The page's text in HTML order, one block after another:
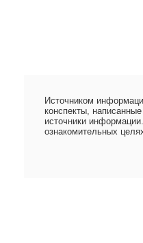
Источником
конспекты,
источники
ознакомительных